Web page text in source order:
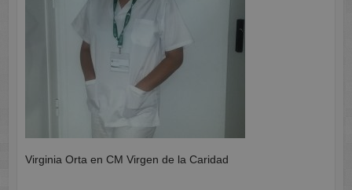
Virginia Orta en CM Virgen de la Caridad